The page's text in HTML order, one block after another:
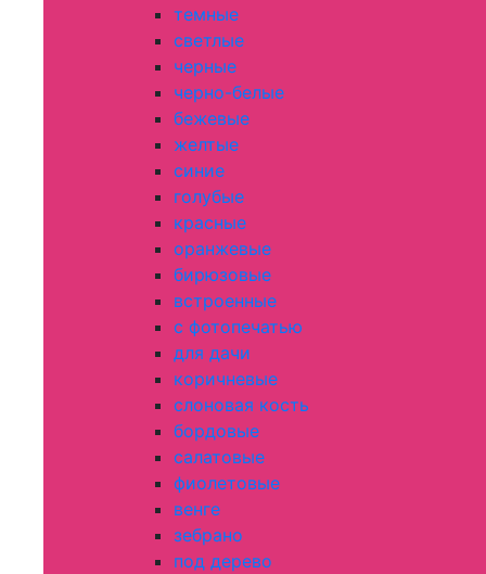
темные
светлые
черные
черно-белые
бежевые
желтые
синие
голубые
красные
оранжевые
бирюзовые
встроенные
с фотопечатью
для дачи
коричневые
слоновая кость
бордовые
салатовые
фиолетовые
венге
зебрано
под дерево